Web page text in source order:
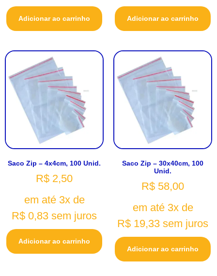
Adicionar ao carrinho Adicionar ao carrinho
Saco Zip – 4x4cm, 100 Unid.
R$ 2,50
em até 3x de
R$ 0,83 sem juros
Adicionar ao carrinho
Saco Zip – 30x40cm, 100
Unid.
R$ 58,00
em até 3x de
R$ 19,33 sem juros
Adicionar ao carrinho